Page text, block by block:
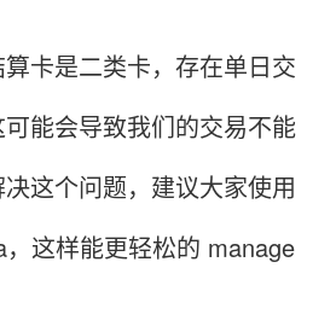
卡是二类卡，存在单日交
能会导致我们的交易不能
这个问题，建议大家使用
这样能更轻松的 manage